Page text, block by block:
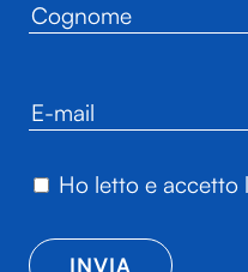
Ho letto e accetto